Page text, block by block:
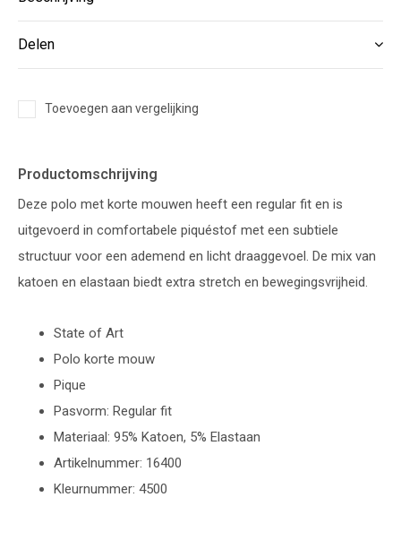
Delen
Toevoegen aan vergelijking
Productomschrijving
Deze polo met korte mouwen heeft een regular fit en is
uitgevoerd in comfortabele piquéstof met een subtiele
structuur voor een ademend en licht draaggevoel. De mix van
katoen en elastaan biedt extra stretch en bewegingsvrijheid.
State of Art
Polo korte mouw
Pique
Pasvorm: Regular fit
Materiaal: 95% Katoen, 5% Elastaan
Artikelnummer: 16400
Kleurnummer: 4500